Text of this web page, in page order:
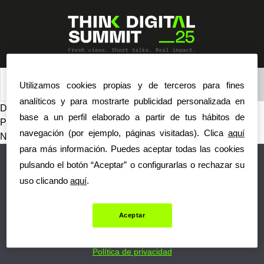
Iniciar sesión
Deloitte
Navegación
de
entradas
Previous: PFU
Next: BDT
© Think Digital Summit
Por cualquier consulta, escríbanos ainfo@inesdi.com
Política de cookies
Política de privacidad
Utilizamos cookies propias y de terceros para fines
analíticos y para mostrarte publicidad personalizada en
base a un perfil elaborado a partir de tus hábitos de
navegación (por ejemplo, páginas visitadas). Clica aquí
para más información. Puedes aceptar todas las cookies
pulsando el botón “Aceptar” o configurarlas o rechazar su
uso clicandoaquí.
Aceptar